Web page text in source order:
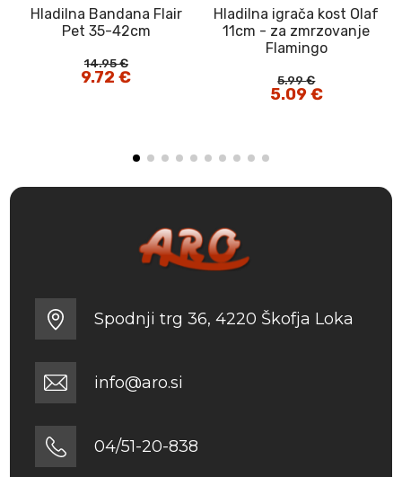
Hladilna Bandana Flair
Pet 35-42cm
14.95€
Izvirna
cena
9.72€Trenutna
cena
Hladilna igrača kost Olaf
11cm - za zmrzovanje
Flamingo
5.99€
Izvirna
cena
5.09€Trenutna
cena
Spodnji trg 36, 4220 Škofja Loka
info@aro.si
04/51-20-838